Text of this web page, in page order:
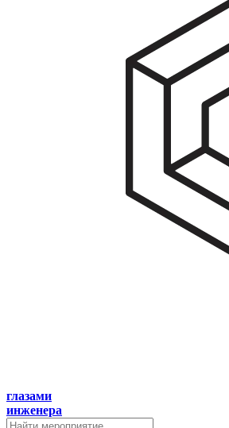
глазами
инженера